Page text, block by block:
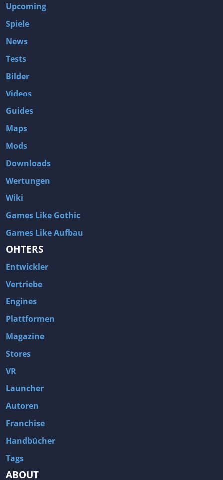
Upcoming
Spiele
News
Tests
Bilder
Videos
Guides
Maps
Mods
Downloads
Wertungen
Wiki
Games Like Gothic
Games Like Aufbau
OHTERS
Entwickler
Vertriebe
Engines
Plattformen
Magazine
Stores
VR
Launcher
Autoren
Franchise
Handbücher
Tags
ABOUT